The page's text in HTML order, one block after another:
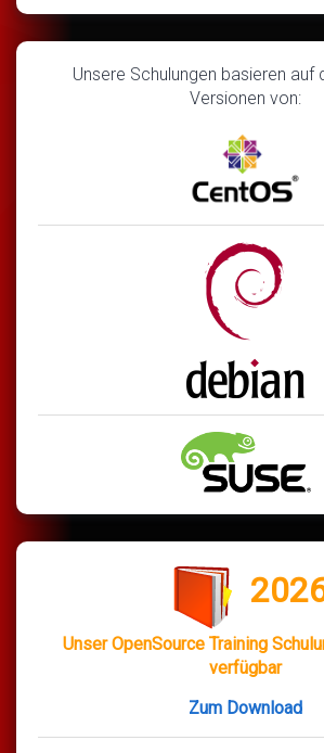
Unsere Schulungen basieren auf
Versionen von:
Unser OpenSource Training
verfügbar
Zum Download